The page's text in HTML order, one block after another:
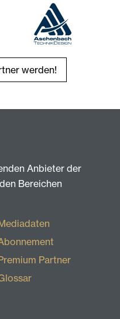
werden!
Anbieter der
Bereichen
Partner